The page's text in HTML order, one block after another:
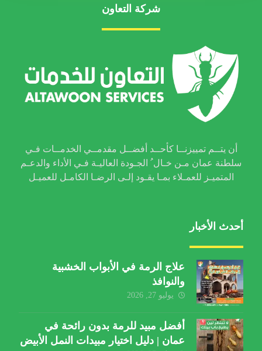
شركة التعاون
أن يتــم تمييزنــا كأحــد أفضــل مقدمــي الخدمــات فـي
سلطنة عمان مـن خـال ُ الجـودة العاليـة فـي الأداء والدعـم
المتميـز للعمـلاء بمـا يقـود إلـى الرضـا الكامـل للعميـل
أحدث الأخبار
علاج الرمة في الأبواب الخشبية
والنوافذ
يوليو 27, 2026
أفضل مبيد للرمة بدون رائحة في
عمان | دليل اختيار مبيدات النمل الأبيض